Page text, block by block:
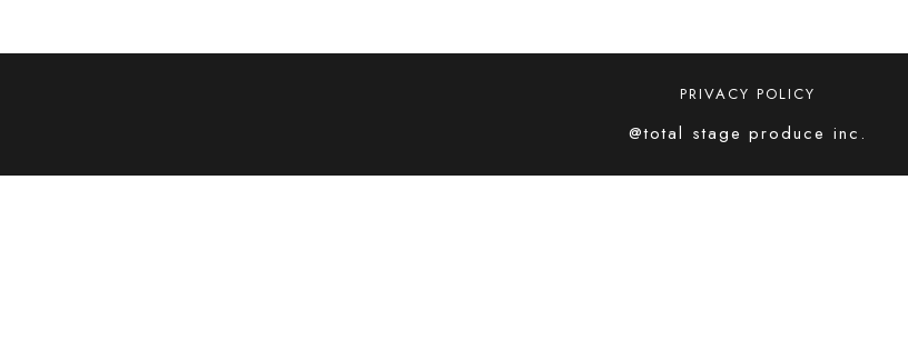
PRIVACY POLICY
@total stage produce inc.